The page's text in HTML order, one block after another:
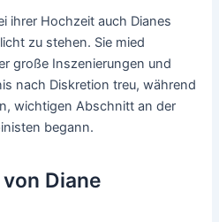
ihrer Hochzeit auch Dianes
zu stehen. Sie mied
große Inszenierungen und
nach Diskretion treu, während
wichtigen Abschnitt an der
begann.
Diane